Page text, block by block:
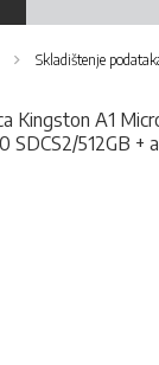
Skladištenje